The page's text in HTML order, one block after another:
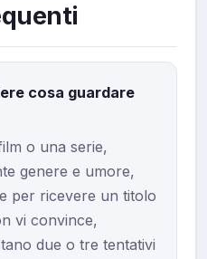
cosa guardare
o una serie,
genere e umore,
per ricevere un titolo
vi convince,
due o tre tentativi